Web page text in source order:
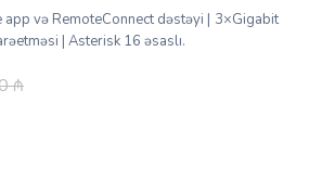
və RemoteConnect dəstəyi | 3×Gigabit
| Asterisk 16 əsaslı.
₼